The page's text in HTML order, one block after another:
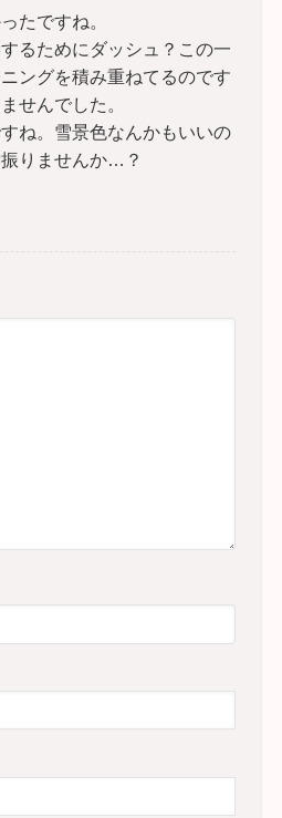
たですね。
るためにダッシュ？この一
ングを積み重ねてるのです
せんでした。
ね。雪景色なんかもいいの
りませんか…？